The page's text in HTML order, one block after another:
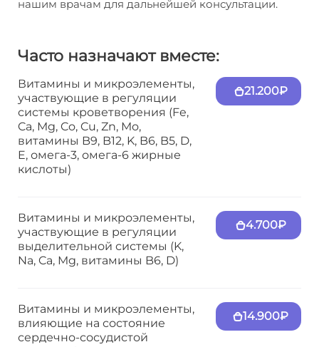
нашим врачам для дальнейшей консультации.
Часто назначают вместе:
Витамины и микроэлементы,
участвующие в регуляции
системы кроветворения (Fe,
Ca, Mg, Co, Cu, Zn, Mo,
витамины B9, B12, K, B6, B5, D,
E, омега-3, омега-6 жирные
кислоты)
21.200₽
Витамины и микроэлементы,
участвующие в регуляции
выделительной системы (K,
Na, Ca, Mg, витамины B6, D)
4.700₽
Витамины и микроэлементы,
влияющие на состояние
сердечно-сосудистой
14.900₽